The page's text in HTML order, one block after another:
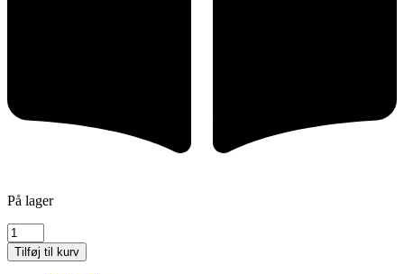
På lager
Thomas
Arnt
&
Tilføj til kurv